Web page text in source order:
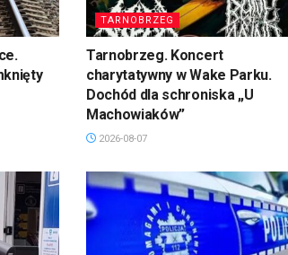
TARNOBRZEG
Tarnobrzeg. Koncert
charytatywny w Wake Parku.
Dochód dla schroniska „U
Machowiaków”
2026-08-07